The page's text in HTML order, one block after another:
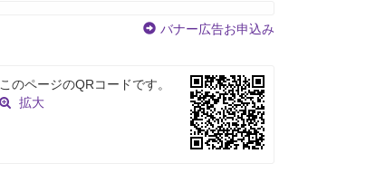
バナー広告お申込み
このページのQRコードです。
拡大